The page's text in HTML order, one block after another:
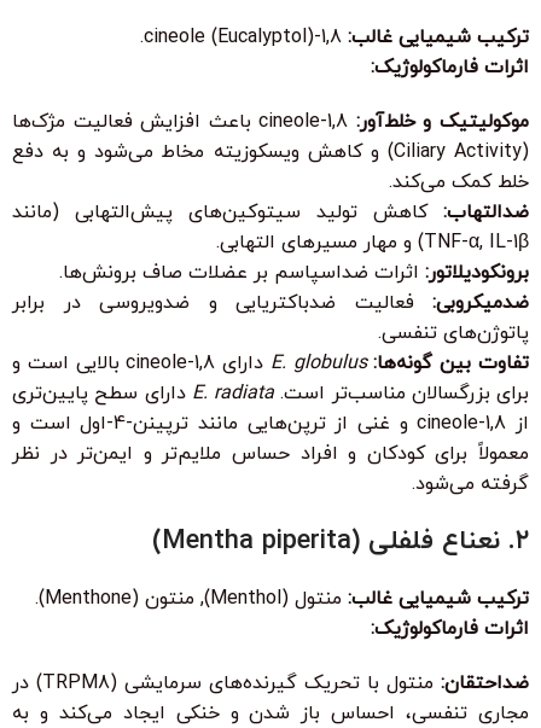
ترکیب شیمیایی غالب:
اثرات فارماکولوژیک:
موکولیتیک و خلط‌آور:
1,8-cineole باعث افزایش فعالیت مژک‌ها
(Ciliary Activity) و کاهش ویسکوزیته مخاط می‌شود و به دفع
خلط کمک می‌کند.
ضدالتهاب: کاهش تولید سیتوکین‌های پیش‌التهابی (مانند
TNF-α, IL-1β) و مهار مسیرهای التهابی.
برونکودیلاتور: اثرات ضداسپاسم بر عضلات صاف برونش‌ها.
ضدمیکروبی: فعالیت ضدباکتریایی و ضدویروسی در برابر
پاتوژن‌های تنفسی.
تفاوت بین گونه‌ها: E. globulus
دارای 1,8-cineole بالایی است و
برای بزرگسالان مناسب‌تر است. E. radiata دارای سطح پایین‌تری
از 1,8-cineole و غنی از ترپن‌هایی مانند ترپینن-4-اول است و
معمولاً برای کودکان و افراد حساس ملایم‌تر و ایمن‌تر در نظر
گرفته می‌شود.
۲. نعناع فلفلی (Mentha piperita)
ترکیب شیمیایی غالب: منتول (Menthol), منتون (Menthone).
اثرات فارماکولوژیک:
ضداحتقان:
منتول با تحریک گیرنده‌های سرمایشی (TRPM8) در
مجاری تنفسی، احساس باز شدن و خنکی ایجاد می‌کند و به